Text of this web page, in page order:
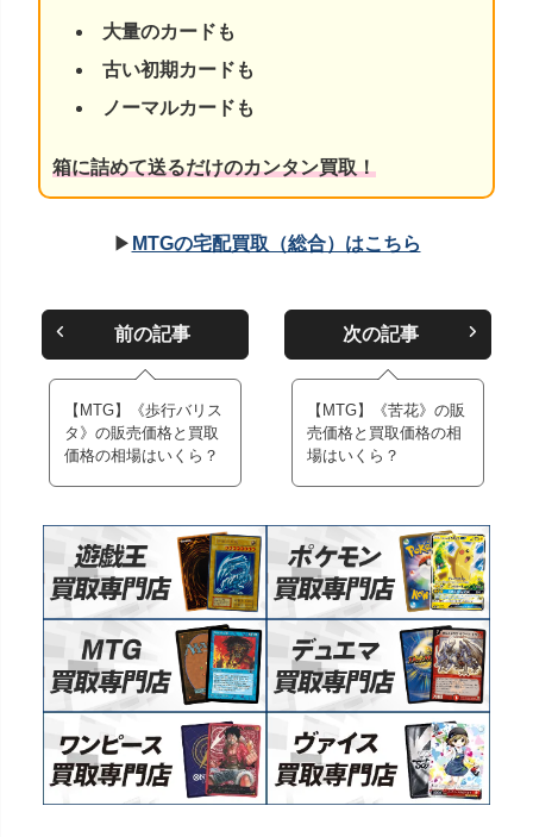
大量のカードも
古い初期カードも
ノーマルカードも
箱に詰めて送るだけのカンタン買取！
▶ MTGの宅配買取（総合）はこちら
前の記事
【MTG】《歩行バリス
タ》の販売価格と買取
価格の相場はいくら？
次の記事
【MTG】《苦花》の販
売価格と買取価格の相
場はいくら？